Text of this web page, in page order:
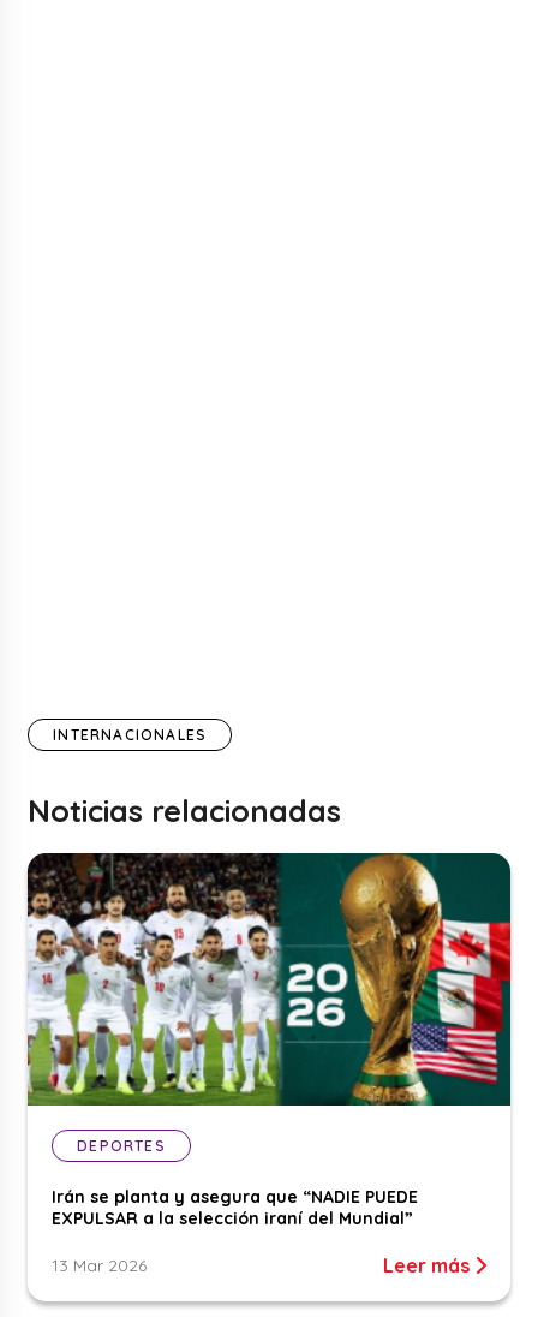
INTERNACIONALES
Noticias relacionadas
DEPORTES
Irán se planta y asegura que “NADIE PUEDE
EXPULSAR a la selección iraní del Mundial”
13 Mar 2026 Leer más